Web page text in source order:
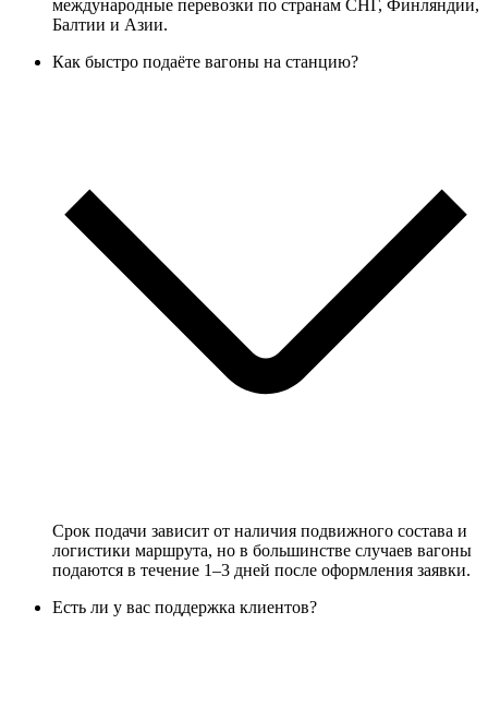
международные перевозки по странам СНГ, Финляндии,
Балтии и Азии.
Как быстро подаёте вагоны на станцию?
Срок подачи зависит от наличия подвижного состава и
логистики маршрута, но в большинстве случаев вагоны
подаются в течение 1–3 дней после оформления заявки.
Есть ли у вас поддержка клиентов?